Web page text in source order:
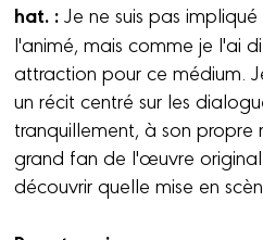
hat. :Je ne suis pas
l'animé, mais comme je l'ai
attraction pour ce médium.
un récit centré sur les
tranquillement, à son propre
grand fan de l'œuvre
découvrir quelle mise en